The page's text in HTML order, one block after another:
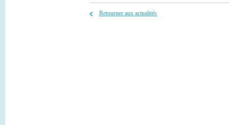
Retourner aux actualités